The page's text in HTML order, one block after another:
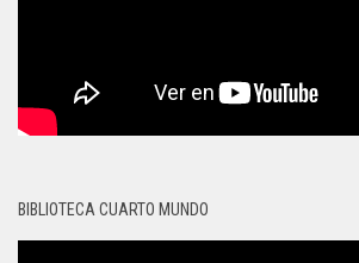
BIBLIOTECA CUARTO MUNDO